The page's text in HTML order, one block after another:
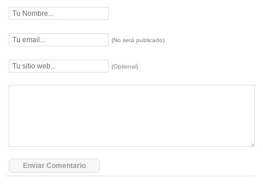
(No será publicado)
(Optional)